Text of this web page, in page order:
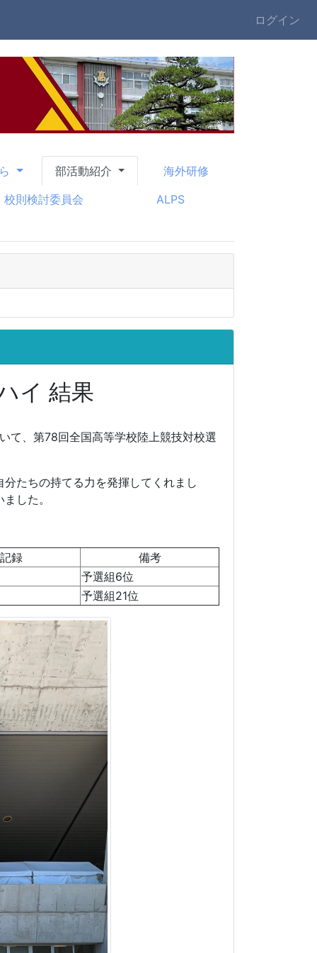
ログイン
部活動紹介
海外研修
校則検討委員会
ALPS
イ 結果
て、第78回全国高等学校陸上競技対校選
たちの持てる力を発揮してくれまし
した。
記録
備考
予選組6位
予選組21位